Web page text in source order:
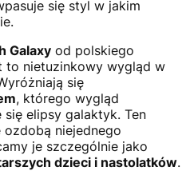
się styl w jakim
Galaxy od polskiego
to nietuzinkowy wygląd w
się
, którego wygląd
elipsy galaktyk. Ten
niejednego
je szczególnie jako
dzieci i nastolatków.